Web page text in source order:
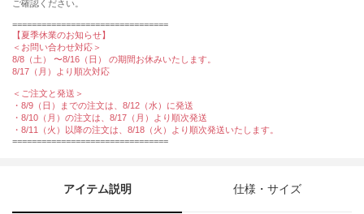
ご確認ください。
================================
【夏季休業のお知らせ】
＜お問い合わせ対応＞
8/8（土） 〜8/16（日） の期間お休みいたします。
8/17（月）より順次対応
＜ご注文と発送＞
・8/9（日）までの注文は、8/12（水）に発送
・8/10（月）の注文は、8/17（月）より順次発送
・8/11（火）以降の注文は、8/18（火）より順次発送いたします。
================================
アイテム説明 仕様・サイズ